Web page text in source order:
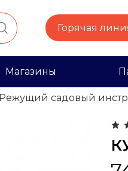
Горячая
Магазины
Режущий садовый